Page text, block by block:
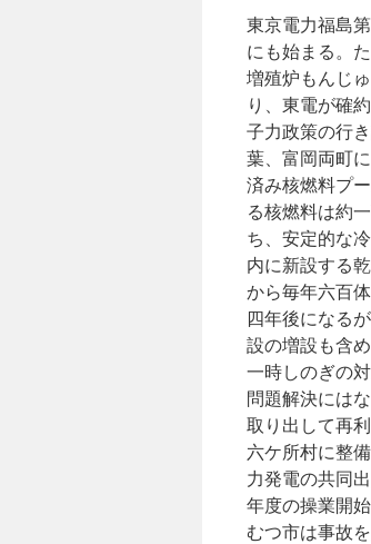
東京電力福島
にも始まる。
増殖炉もんじ
り、東電が確
子力政策の行
葉、富岡両町
済み核燃料プ
る核燃料は約
ち、安定的な
内に新設する
から毎年六百
四年後になる
設の増設も含
一時しのぎの
問題解決には
取り出して再
六ケ所村に整
力発電の共同
年度の操業開
むつ市は事故